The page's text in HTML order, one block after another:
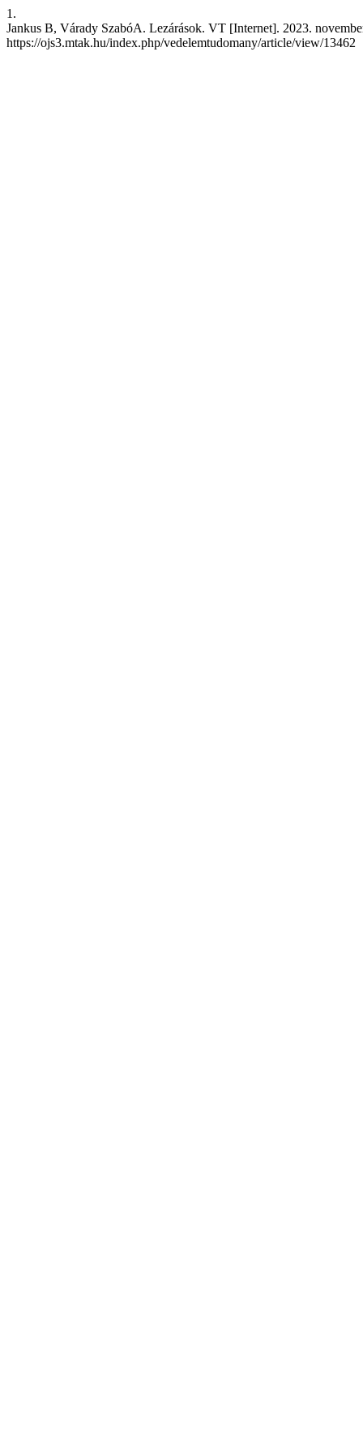
1.
Jankus B, Várady SzabóA. Lezárások. VT [Internet]. 2023.
https://ojs3.mtak.hu/index.php/vedelemtudomany/article/view/13462